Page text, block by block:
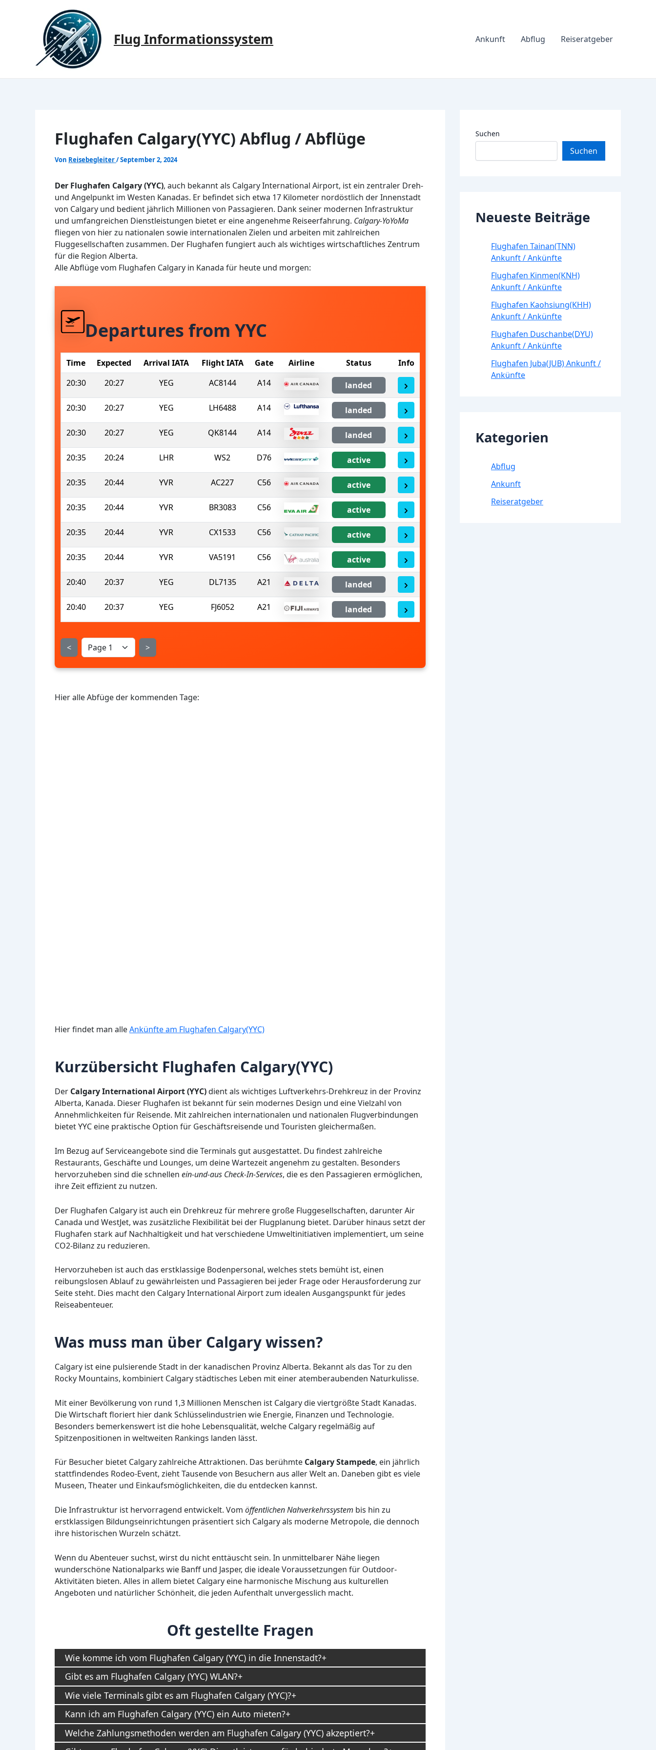
Flug Informationssystem Ankunft Abflug Reiseratgeber
Flughafen Calgary(YYC) Abflug / Abflüge
Von Reisebegleiter/September 2, 2024
Der Flughafen Calgary (YYC), auch bekannt als Calgary International Airport, ist ein zentraler Dreh-
und Angelpunkt im Westen Kanadas. Er befindet sich etwa 17 Kilometer nordöstlich der Innenstadt
von Calgary und bedient jährlich Millionen von Passagieren. Dank seiner modernen Infrastruktur
und umfangreichen Dienstleistungen bietet er eine angenehme Reiseerfahrung. Calgary-YoYoMa
fliegen von hier zu nationalen sowie internationalen Zielen und arbeiten mit zahlreichen
Fluggesellschaften zusammen. Der Flughafen fungiert auch als wichtiges wirtschaftliches Zentrum
für die Region Alberta.
Alle Abflüge vom Flughafen Calgary in Kanada für heute und morgen:
Departures from YYC
Time Expected Arrival IATA Flight IATA Gate Airline Status
Info
20:30
20:27 YEG AC8144 A14 landed
20:30 20:27 YEG LH6488 A14 landed
20:30 20:27 YEG QK8144 A14 landed
20:35 20:24 LHR WS2 D76 active
20:35 20:44 YVR AC227 C56 active
20:35 20:44 YVR BR3083 C56 active
20:35 20:44 YVR CX1533 C56 active
20:35 20:44 YVR VA5191 C56 active
20:40 20:37 YEG DL7135 A21 landed
20:40 20:37 YEG FJ6052 A21 landed
< >
Hier alle Abfüge der kommenden Tage:
Hier findet man alleAnkünfte am Flughafen Calgary(YYC)
Kurzübersicht Flughafen Calgary(YYC)
Der Calgary International Airport (YYC)dient als wichtiges Luftverkehrs-Drehkreuz in der Provinz
Alberta, Kanada. Dieser Flughafen ist bekannt für sein modernes Design und eine Vielzahl von
Annehmlichkeiten für Reisende. Mit zahlreichen internationalen und nationalen Flugverbindungen
bietet YYC eine praktische Option für Geschäftsreisende und Touristen gleichermaßen.
Im Bezug auf Serviceangebote sind die Terminals gut ausgestattet. Du findest zahlreiche
Restaurants, Geschäfte und Lounges, um deine Wartezeit angenehm zu gestalten. Besonders
hervorzuheben sind die schnellen ein-und-aus Check-In-Services, die es den Passagieren ermöglichen,
ihre Zeit effizient zu nutzen.
Der Flughafen Calgary ist auch ein Drehkreuz für mehrere große Fluggesellschaften, darunter Air
Canada und WestJet, was zusätzliche Flexibilität bei der Flugplanung bietet. Darüber hinaus setzt der
Flughafen stark auf Nachhaltigkeit und hat verschiedene Umweltinitiativen implementiert, um seine
CO2-Bilanz zu reduzieren.
Hervorzuheben ist auch das erstklassige Bodenpersonal, welches stets bemüht ist, einen
reibungslosen Ablauf zu gewährleisten und Passagieren bei jeder Frage oder Herausforderung zur
Seite steht. Dies macht den Calgary International Airport zum idealen Ausgangspunkt für jedes
Reiseabenteuer.
Was muss man über Calgary wissen?
Calgary ist eine pulsierende Stadt in der kanadischen Provinz Alberta. Bekannt als das Tor zu den
Rocky Mountains, kombiniert Calgary städtisches Leben mit einer atemberaubenden Naturkulisse.
Mit einer Bevölkerung von rund 1,3 Millionen Menschen ist Calgary die viertgrößte Stadt Kanadas.
Die Wirtschaft floriert hier dank Schlüsselindustrien wie Energie, Finanzen und Technologie.
Besonders bemerkenswert ist die hohe Lebensqualität, welche Calgary regelmäßig auf
Spitzenpositionen in weltweiten Rankings landen lässt.
Für Besucher bietet Calgary zahlreiche Attraktionen. Das berühmte Calgary Stampede, ein jährlich
stattfindendes Rodeo-Event, zieht Tausende von Besuchern aus aller Welt an. Daneben gibt es viele
Museen, Theater und Einkaufsmöglichkeiten, die du entdecken kannst.
Die Infrastruktur ist hervorragend entwickelt. Vom öffentlichen Nahverkehrssystem bis hin zu
erstklassigen Bildungseinrichtungen präsentiert sich Calgary als moderne Metropole, die dennoch
ihre historischen Wurzeln schätzt.
Wenn du Abenteuer suchst, wirst du nicht enttäuscht sein. In unmittelbarer Nähe liegen
wunderschöne Nationalparks wie Banff und Jasper, die ideale Voraussetzungen für Outdoor-
Aktivitäten bieten. Alles in allem bietet Calgary eine harmonische Mischung aus kulturellen
Angeboten und natürlicher Schönheit, die jeden Aufenthalt unvergesslich macht.
Oft gestellte Fragen
Wie komme ich vom Flughafen Calgary (YYC) in die Innenstadt?
Gibt es am Flughafen Calgary (YYC) WLAN?
Wie viele Terminals gibt es am Flughafen Calgary (YYC)?
Kann ich am Flughafen Calgary (YYC) ein Auto mieten?
Welche Zahlungsmethoden werden am Flughafen Calgary (YYC) akzeptiert?
Suchen
Suchen
Neueste Beiträge
Flughafen Tainan(TNN)
Ankunft / Ankünfte
Flughafen Kinmen(KNH)
Ankunft / Ankünfte
Flughafen Kaohsiung(KHH)
Ankunft / Ankünfte
Flughafen Duschanbe(DYU)
Ankunft / Ankünfte
Flughafen Juba(JUB) Ankunft /
Ankünfte
Kategorien
Abflug
Ankunft
Reiseratgeber